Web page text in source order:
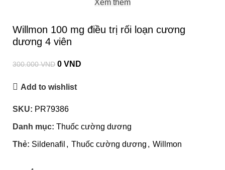
Xem thêm
Willmon 100 mg điều trị rối loạn cương
dương 4 viên
300.000VND 0 VND
Add to wishlist
SKU: PR79386
Danh mục: Thuốc cường dương
Thẻ: Sildenafil , Thuốc cường dương , Willmon